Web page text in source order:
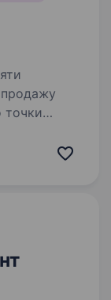
точки
а тому